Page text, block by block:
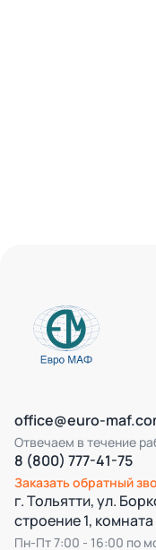
office@euro-
Отвечаем в течение
8 (800) 777-41-75
Заказать обратный
г. Тольятти, ул.
строение 1, комната
Пн-Пт 7:00 - 16:00 по